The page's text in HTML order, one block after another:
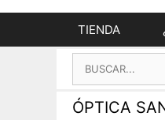
TIENDA
BUSCAR:
ÓPTICA